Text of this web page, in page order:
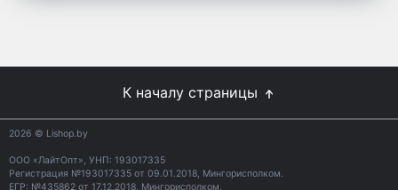
К началу страницы
2026 © Lishop.by
ООО «ЛайтОпт», УНП: 193017335
Регистрация №193017335 от 09.01.2018, Мингорисполком.
ЕГР: №435862 от 17.12.2018, Мингорисполком.